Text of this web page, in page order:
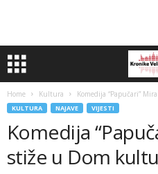
Home Kultura Komedija “Papučari”
KULTURA NAJAVE VIJESTI
Komedija
stiže u Dom